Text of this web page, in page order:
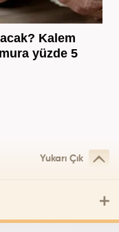
Kalem
yüzde 5
Yukarı Çık